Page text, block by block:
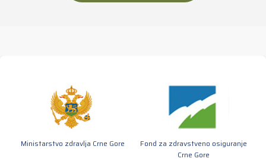
Ministarstvo zdravlja Crne Gore
Fond za zdravstveno osiguranje
Crne Gore